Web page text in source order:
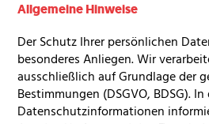
Allgemeine Hinweise
Der Schutz Ihrer persönlichen
besonderes Anliegen. Wir
ausschließlich auf Grundlage der
Bestimmungen (DSGVO, BDSG). In
Datenschutzinformationen